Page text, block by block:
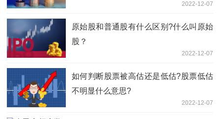
2022-12-07
原始股和普通股有什么区别?什么叫原始
股？
2022-12-07
如何判断股票被高估还是低估?股票低估
不明显什么意思?
2022-12-07